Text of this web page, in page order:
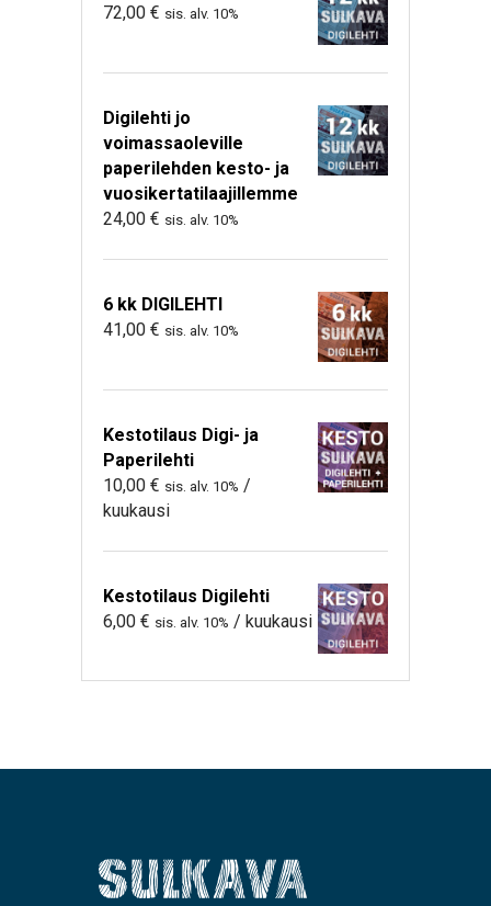
72,00 € sis. alv. 10%
Digilehti jo
voimassaoleville
paperilehden kesto- ja
vuosikertatilaajillemme
24,00 € sis. alv. 10%
6 kk DIGILEHTI
41,00 € sis. alv. 10%
Kestotilaus Digi- ja
Paperilehti
10,00 € sis. alv. 10% /
kuukausi
Kestotilaus Digilehti
6,00 € sis. alv. 10% / kuukausi